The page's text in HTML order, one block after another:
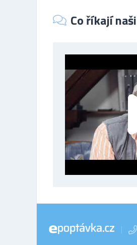
Co říkají
|